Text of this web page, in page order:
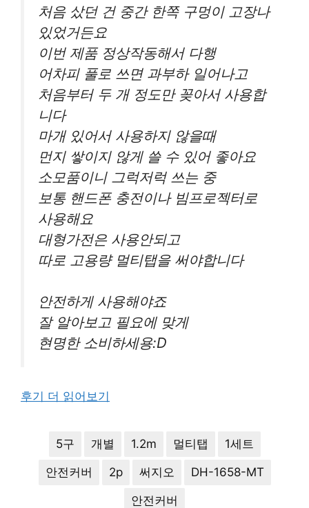
처음 샀던 건 중간 한쪽 구멍이 고장나
있었거든요
이번 제품 정상작동해서 다행
어차피 풀로 쓰면 과부하 일어나고
처음부터 두 개 정도만 꽂아서 사용합
니다
마개 있어서 사용하지 않을때
먼지 쌓이지 않게 쓸 수 있어 좋아요
소모품이니 그럭저럭 쓰는 중
보통 핸드폰 충전이나 빔프로젝터로
사용해요
대형가전은 사용안되고
따로 고용량 멀티탭을 써야합니다
안전하게 사용해야죠
잘 알아보고 필요에 맞게
현명한 소비하세용:D
후기 더 읽어보기
5구 개별 1.2m 멀티탭 1세트
안전커버 2p 써지오 DH-1658-MT
안전커버